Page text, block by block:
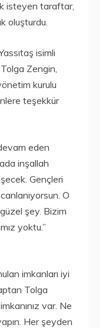
isteyen taraftar,
oluşturdu.
isimli
Zengin,
kurulu
teşekkür
eden
inşallah
Gençleri
O
şey. Bizim
yoktu.”
imkanları iyi
Tolga
var. Ne
Her şeyden